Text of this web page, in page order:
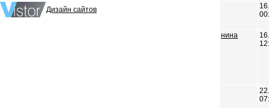
Дизайн сайтов
нина